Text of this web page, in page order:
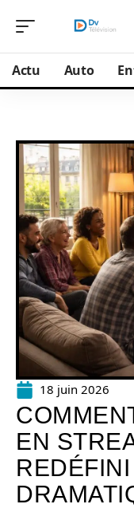
Actu Auto
18 juin 2026
EN